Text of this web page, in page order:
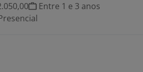
Entre 1 e 3 anos